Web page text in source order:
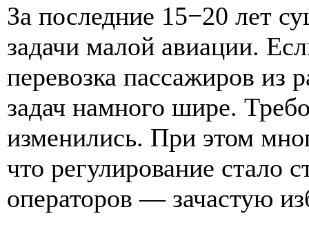
За последние 15−20 лет
задачи малой авиации.
перевозка пассажиров из
задач намного шире.
изменились. При этом
что регулирование стало
операторов — зачастую